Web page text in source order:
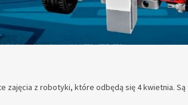
zajęcia z robotyki, które odbędą się 4 kwietnia. Są